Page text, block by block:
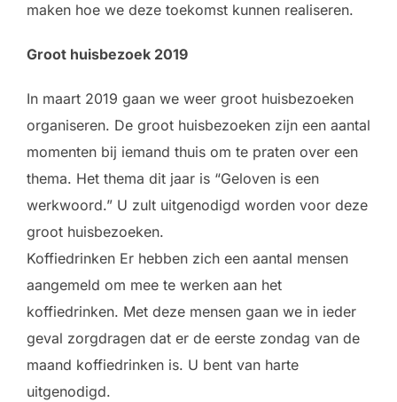
maken hoe we deze toekomst kunnen realiseren.
Groot huisbezoek 2019
In maart 2019 gaan we weer groot huisbezoeken
organiseren. De groot huisbezoeken zijn een aantal
momenten bij iemand thuis om te praten over een
thema. Het thema dit jaar is “Geloven is een
werkwoord.” U zult uitgenodigd worden voor deze
groot huisbezoeken.
Koffiedrinken Er hebben zich een aantal mensen
aangemeld om mee te werken aan het
koffiedrinken. Met deze mensen gaan we in ieder
geval zorgdragen dat er de eerste zondag van de
maand koffiedrinken is. U bent van harte
uitgenodigd.